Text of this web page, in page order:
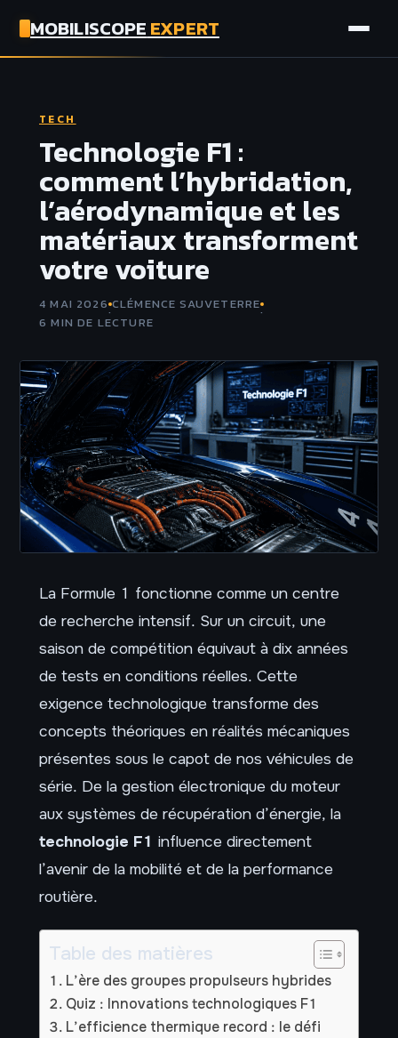
MOBILISCOPEEXPERT
ASSURANCE
TECH
Technologie F1 :
comment l’hybridation,
l’aérodynamique et les
matériaux transforment
votre voiture
4 MAI 2026·CLÉMENCE SAUVETERRE·
6 MIN DE LECTURE
La Formule 1 fonctionne comme un centre
de recherche intensif. Sur un circuit, une
saison de compétition équivaut à dix années
de tests en conditions réelles. Cette
exigence technologique transforme des
concepts théoriques en réalités mécaniques
présentes sous le capot de nos véhicules de
série. De la gestion électronique du moteur
aux systèmes de récupération d’énergie, la
technologie F1 influence directement
l’avenir de la mobilité et de la performance
routière.
Table des matières
L’ère des groupes propulseurs hybrides
Quiz : Innovations technologiques F1
L’efficience thermique record : le défi